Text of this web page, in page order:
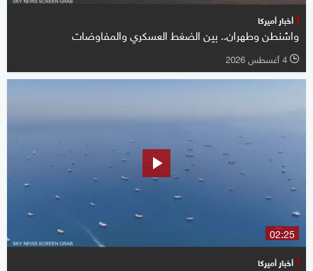
أخبار أميركا
واشنطن وطهران.. بين الضغط العسكري والمفاوضات
l 4 أغسطس 2026
02:25
أخبار أميركا